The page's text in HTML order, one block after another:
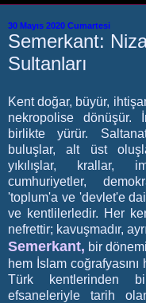
30 Mayıs 2020 Cumartesi
Semerkant:
Sultanları
Kent doğar, büyür,
nekropolise dönüşür.
birlikte yürür.
buluşlar, alt üst
yıkılışlar, krallar,
cumhuriyetler,
'toplum'a ve 'devlet'e
ve kentlilerledir. Her
nefrettir; kavuşmadır,
Semerkant, bir
hem İslam coğrafyasını
Türk kentlerinden
efsaneleriyle tarih